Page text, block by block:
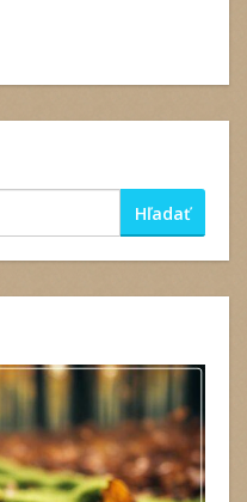
Hľadať